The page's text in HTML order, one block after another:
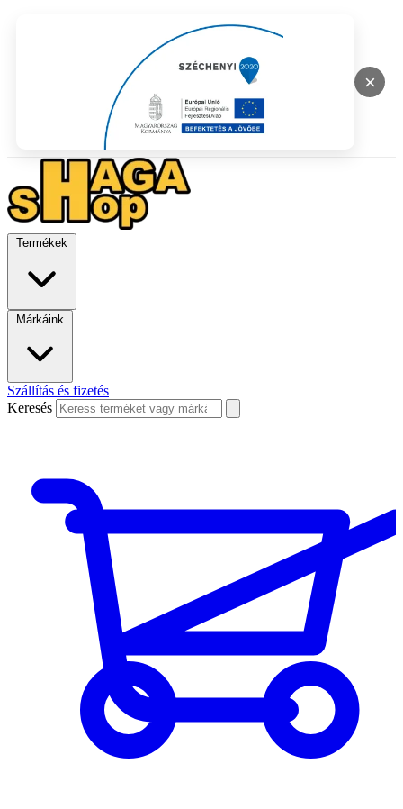
×
Termékek
Márkáink
Szállítás és fizetés
Keresés